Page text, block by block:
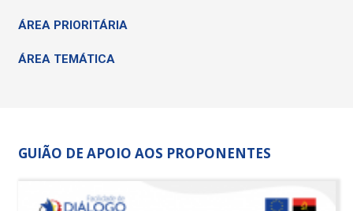
GUIÃO DE APOIO AOS PROPONENTES
ÁREA PRIORITÁRIA
ÁREA TEMÁTICA